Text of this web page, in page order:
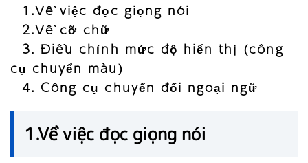
1.Về việc đọc giọng nói
2.Về cỡ chữ
3. Điều chỉnh mức độ hiển thị (công
cụ chuyển màu)
4. Công cụ chuyển đổi ngoại ngữ
1.Về việc đọc giọng nói